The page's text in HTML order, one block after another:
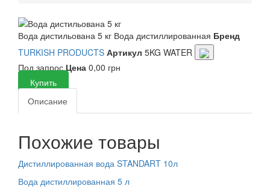
Вода дистильована 5 кг Вода дистиллированная Бренд
TURKISH PRODUCTS Артикул 5KG WATER
Под запрос Цена 0,00 грн
Купить
Описание
Похожие товары
Дистиллированная вода STANDART 10л
Вода дистиллированная 5 л